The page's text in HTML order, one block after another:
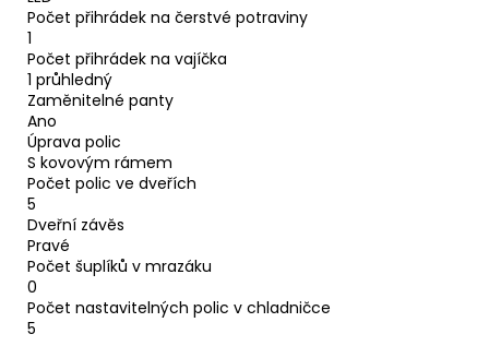
Počet přihrádek na čerstvé potraviny
1
Počet přihrádek na vajíčka
1 průhledný
Zaměnitelné panty
Ano
Úprava polic
S kovovým rámem
Počet polic ve dveřích
5
Dveřní závěs
Pravé
Počet šuplíků v mrazáku
0
Počet nastavitelných polic v chladničce
5